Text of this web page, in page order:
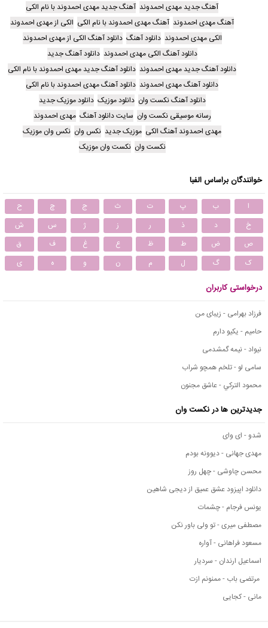
آهنگ جدید مهدی احمدوند آهنگ جدید مهدی احمدوند با نام الکی
آهنگ مهدی احمدوند آهنگ مهدی احمدوند با نام الکی الکی از مهدی احمدوند
الکی مهدی احمدوند دانلود آهنگ دانلود آهنگ الکی از مهدی احمدوند
دانلود آهنگ الکی مهدی احمدوند دانلود آهنگ جدید
دانلود آهنگ جدید مهدی احمدوند دانلود آهنگ جدید مهدی احمدوند با نام الکی
دانلود آهنگ مهدی احمدوند دانلود آهنگ مهدی احمدوند با نام الکی
دانلود آهنگ نکست وان دانلود موزیک دانلود موزیک جدید
رسانه موسیقی نکست وان سایت دانلود آهنگ مهدی احمدوند
مهدی احمدوند آهنگ الکی موزیک جدید نکس وان نکس وان موزیک
نکست وان نکست وان موزیک
خوانندگان براساس الفبا
ا ب پ ت ث ج چ
ح
خ
د ذ ر ز ژ س
ش
ص
ض ط ظ ع غ ف
ق
ک
گ ل م ن و ه ی
درخواستی کاربران
فرزاد بهرامی - زیبای من
حامیم - یکیو دارم
نیواد - نیمه گمشدمی
سامی لو - تلخم همچو شراب
محمود التركي - عاشق مجنون
جدیدترین ها در نکست وان
شدو - ای وای
مهدی جهانی - دیوونه بودم
محسن چاوشی - چهل روز
دانلود اپیزود عشق عمیق از دیجی شاهین
یونس فرجام - چشمات
مصطفی میری - تو ولی باور نکن
مسعود فراهانی - آواره
اسماعیل ارندان - سردیار
مرتضی باب - ممنونم ازت
مانی - کجایی